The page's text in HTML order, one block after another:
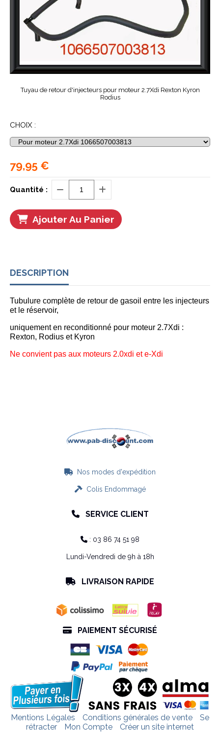
Tuyau de retour d'injecteurs pour moteur 2.7Xdi Rexton Kyron
Rodius
CHOIX :
79,95 €
Quantité :
Ajouter Au Panier
DESCRIPTION
Tubulure complète de retour de gasoil entre les injecteurs
et le réservoir,
uniquement en reconditionné pour moteur 2.7Xdi :
Rexton, Rodius et Kyron
Ne convient pas aux moteurs 2.0xdi et e-Xdi
 Nos modes d'expédition
Colis Endommagé
 SERVICE CLIENT
 : 03 86 74 51 98
Lundi-Vendredi de 9h à 18h
 LIVRAISON RAPIDE
 PAIEMENT SÉCURISÉ
Mentions Légales Conditions générales de vente
Se
rétracter
Mon Compte Créer un site internet